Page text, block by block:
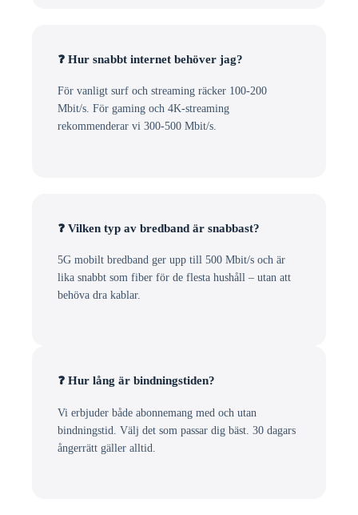
❓ Hur snabbt internet behöver jag?
För vanligt surf och streaming räcker 100-200
Mbit/s. För gaming och 4K-streaming
rekommenderar vi 300-500 Mbit/s.
❓ Vilken typ av bredband är snabbast?
5G mobilt bredband ger upp till 500 Mbit/s och är
lika snabbt som fiber för de flesta hushåll – utan att
behöva dra kablar.
❓ Hur lång är bindningstiden?
Vi erbjuder både abonnemang med och utan
bindningstid. Välj det som passar dig bäst. 30 dagars
ångerrätt gäller alltid.